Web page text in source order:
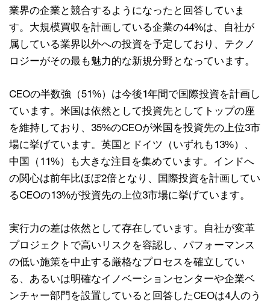
業界の企業と競合するようになったと回答していま
す。大規模買収を計画している企業の44%は、自社が
属している業界以外への投資を予定しており、テクノ
ロジーがその最も魅力的な新規分野となっています。
CEOの半数強（51%）は今後1年間で国際投資を計画し
ています。米国は依然として投資先としてトップの座
を維持しており、35%のCEOが米国を投資先の上位3市
場に挙げています。英国とドイツ（いずれも13%）、
中国（11%）も大きな注目を集めています。インドへ
の関心は前年比ほぼ2倍となり、国際投資を計画してい
るCEOの13%が投資先の上位3市場に挙げています。
実行力の差は依然として存在しています。自社が変革
プロジェクトで高いリスクを容認し、パフォーマンス
の低い施策を中止する厳格なプロセスを確立してい
る、あるいは明確なイノベーションセンターや企業ベ
ンチャー部門を設置していると回答したCEOは4人のう